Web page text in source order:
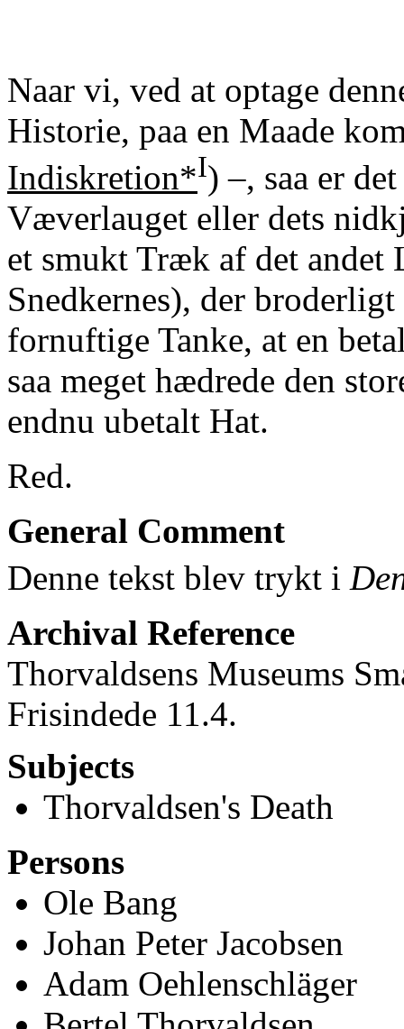
Naar vi, ved at optage
Historie, paa en Maade
Indiskretion*I) ‒, saa er
Væverlauget eller dets
et smukt Træk af det andet
Snedkernes), der
fornuftige Tanke, at en
saa meget hædrede den
endnu ubetalt Hat.
Red.
General Comment
Denne tekst blev trykt i
Archival Reference
Thorvaldsens Museums
Frisindede 11.4.
Subjects
Thorvaldsen's Death
Persons
Ole Bang
Johan Peter Jacobsen
Adam Oehlenschläger